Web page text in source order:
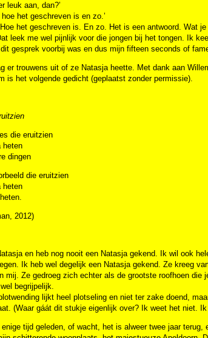
leuk aan, dan?’
hoe het geschreven is en zo.’
het geschreven is. En zo. Het is een antwoord. Wat
leek me wel pijnlijk voor die jongen bij het tongen. Ik
gesprek voorbij was en dus mijn fifteen seconds of
er trouwens uit of ze Natasja heette. Met dank aan
is het volgende gedicht (geplaatst zonder permissie).
die eruitzien
heten
dingen
die eruitzien
heten
2012)
en heb nog nooit een Natasja gekend. Ik wil ook
Ik heb wel degelijk een Natasja gekend. Ze kreeg
mij. Ze gedroeg zich echter als de grootste roofhoen
begrijpelijk.
lijkt heel plotseling en niet ter zake doend,
(Waar gáát dit stukje eigenlijk over? Ik weet het niet.
enige tijd geleden, of wacht, het is alweer twee jaar